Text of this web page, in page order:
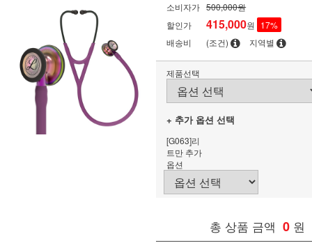
소비자가 500,000원
할인가
415,000원 17%
배송비
(조건) 지역별
제품선택
+ 추가 옵션 선택
[G063]리
트만 추가
옵션
총 상품 금액 0 원